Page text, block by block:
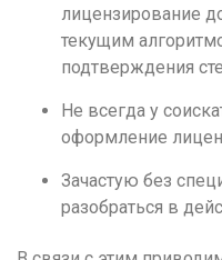
лицензирование
текущим
подтверждения
Не всегда у
оформление
Зачастую без
разобраться в
Л
Липецк
М
Магнитогорск
Махачкала
Мурманск